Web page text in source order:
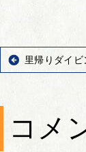
里帰りダイビ
コメ